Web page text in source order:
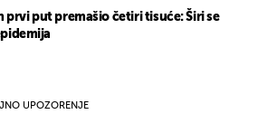
prvi put premašio četiri tisuće: Širi se
UPOZORENJE